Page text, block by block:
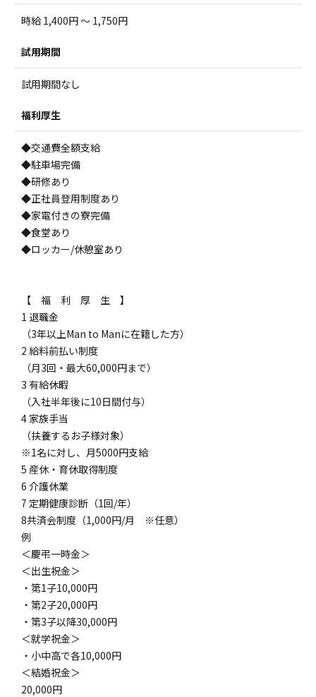
時給 1,400円 ～ 1,750円
試用期間
試用期間なし
福利厚生
◆交通費全額支給
◆駐車場完備
◆研修あり
◆正社員登用制度あり
◆家電付きの寮完備
◆食堂あり
◆ロッカー/休憩室あり
【 福 利 厚 生 】
1 退職金
（3年以上Man to Manに在籍した方）
2 給料前払い制度
（月3回・最大60,000円まで）
3 有給休暇
（入社半年後に10日間付与）
4 家族手当
（扶養するお子様対象）
※1名に対し、月5000円支給
5 産休・育休取得制度
6 介護休業
7 定期健康診断（1回/年）
8共済会制度（1,000円/月 ※任意）
例
＜慶弔一時金＞
＜出生祝金＞
・第1子10,000円
・第2子20,000円
・第3子以降30,000円
＜就学祝金＞
・小中高で各10,000円
＜結婚祝金＞
20,000円